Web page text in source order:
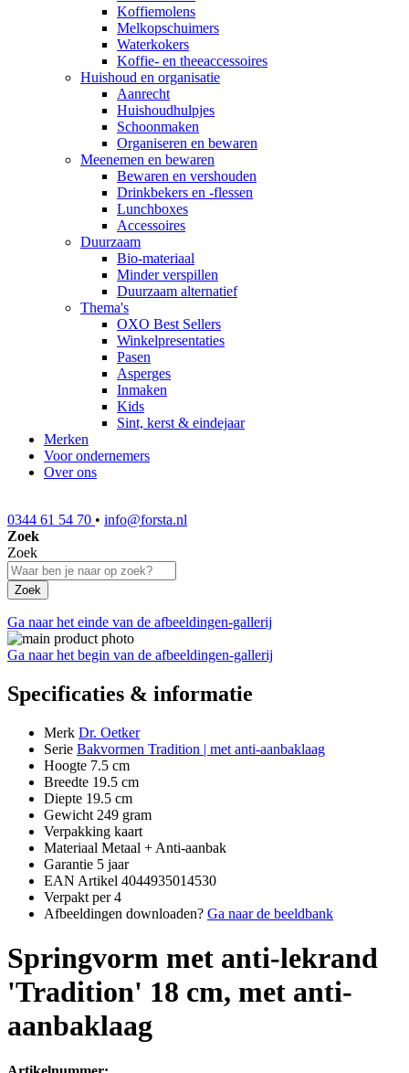
Koffiemolens
Melkopschuimers
Waterkokers
Koffie- en theeaccessoires
Huishoud en organisatie
Aanrecht
Huishoudhulpjes
Schoonmaken
Organiseren en bewaren
Meenemen en bewaren
Bewaren en vershouden
Drinkbekers en -flessen
Lunchboxes
Accessoires
Duurzaam
Bio-materiaal
Minder verspillen
Duurzaam alternatief
Thema's
OXO Best Sellers
Winkelpresentaties
Pasen
Asperges
Inmaken
Kids
Sint, kerst & eindejaar
Merken
Voor ondernemers
Over ons
0344 61 54 70 • info@forsta.nl
Zoek
Zoek
Zoek
Ga naar het einde van de afbeeldingen-gallerij
Ga naar het begin van de afbeeldingen-gallerij
Specificaties & informatie
Merk Dr. Oetker
Serie Bakvormen Tradition | met anti-aanbaklaag
Hoogte 7.5 cm
Breedte 19.5 cm
Diepte 19.5 cm
Gewicht 249 gram
Verpakking kaart
Materiaal Metaal + Anti-aanbak
Garantie 5 jaar
EAN Artikel 4044935014530
Verpakt per 4
Afbeeldingen downloaden? Ga naar de beeldbank
Springvorm met anti-lekrand
'Tradition' 18 cm, met anti-
aanbaklaag